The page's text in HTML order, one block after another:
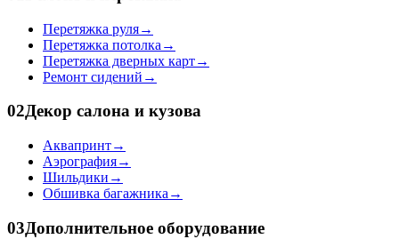
Перетяжка руля→
Перетяжка потолка →
Перетяжка дверных карт→
Ремонт сидений →
02Декор салона и кузова
Аквапринт→
Аэрография→
Шильдики →
Обшивка багажника →
03Дополнительное оборудование